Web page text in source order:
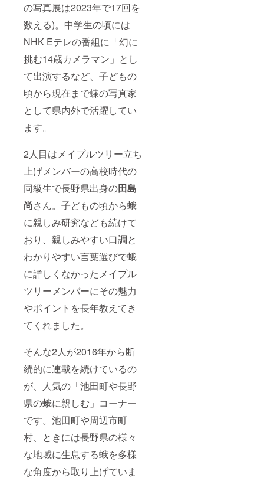
の写真展は2023年で17回を
数える)。中学生の頃には
NHK Eテレの番組に「幻に
挑む14歳カメラマン」とし
て出演するなど、子どもの
頃から現在まで蝶の写真家
として県内外で活躍してい
ます。
2人目はメイプルツリー立ち
上げメンバーの高校時代の
同級生で長野県出身の田島
尚さん。子どもの頃から蛾
に親しみ研究なども続けて
おり、親しみやすい口調と
わかりやすい言葉選びで蛾
に詳しくなかったメイプル
ツリーメンバーにその魅力
やポイントを長年教えてき
てくれました。
そんな2人が2016年から断
続的に連載を続けているの
が、人気の「池田町や長野
県の蛾に親しむ」コーナー
です。池田町や周辺市町
村、ときには長野県の様々
な地域に生息する蛾を多様
な角度から取り上げていま